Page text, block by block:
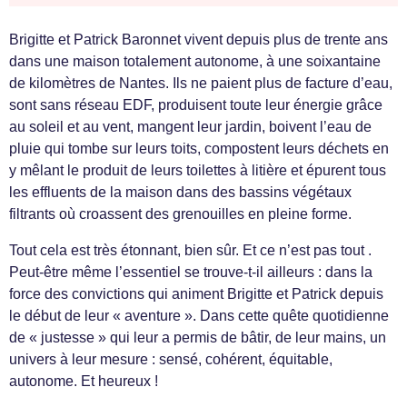
Brigitte et Patrick Baronnet vivent depuis plus de trente ans
dans une maison totalement autonome, à une soixantaine
de kilomètres de Nantes. Ils ne paient plus de facture d’eau,
sont sans réseau EDF, produisent toute leur énergie grâce
au soleil et au vent, mangent leur jardin, boivent l’eau de
pluie qui tombe sur leurs toits, compostent leurs déchets en
y mêlant le produit de leurs toilettes à litière et épurent tous
les effluents de la maison dans des bassins végétaux
filtrants où croassent des grenouilles en pleine forme.
Tout cela est très étonnant, bien sûr. Et ce n’est pas tout .
Peut-être même l’essentiel se trouve-t-il ailleurs : dans la
force des convictions qui animent Brigitte et Patrick depuis
le début de leur « aventure ». Dans cette quête quotidienne
de « justesse » qui leur a permis de bâtir, de leur mains, un
univers à leur mesure : sensé, cohérent, équitable,
autonome. Et heureux !